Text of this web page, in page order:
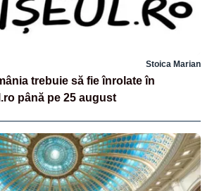
Stoica Marian
trebuie să fie înrolate în
până pe 25 august